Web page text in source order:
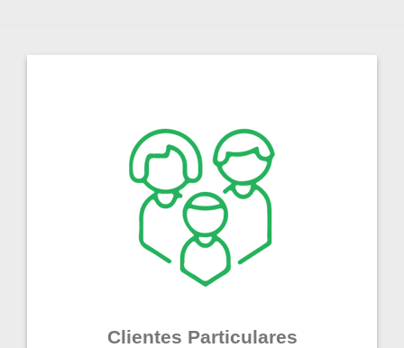
Clientes Particulares